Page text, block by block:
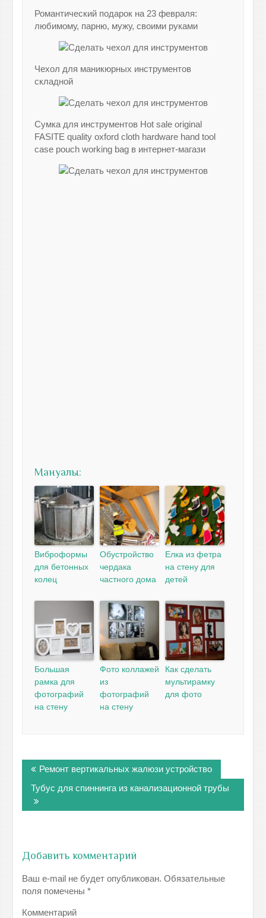
Романтический подарок на 23 февраля:
любимому, парню, мужу, своими руками
Чехол для маникюрных инструментов
складной
Сумка для инструментов Hot sale original
FASITE quality oxford cloth hardware hand tool
case pouch working bag в интернет-магази
Мануалы:
Виброформы
для бетонных
колец
Обустройство
чердака
частного дома
Елка из фетра
на стену для
детей
Большая
рамка для
фотографий
на стену
Фото коллажей
из
фотографий
на стену
Как сделать
мультирамку
для фото
по
записям
Ремонт вертикальных жалюзи устройство
Тубус для спиннинга из канализационной трубы
Добавить комментарий
Ваш e-mail не будет опубликован. Обязательные
поля помечены*
Комментарий